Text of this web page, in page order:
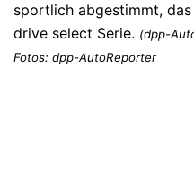
sportlich abgestimmt,
drive select Serie. (dpp-
Fotos: dpp-AutoReporter